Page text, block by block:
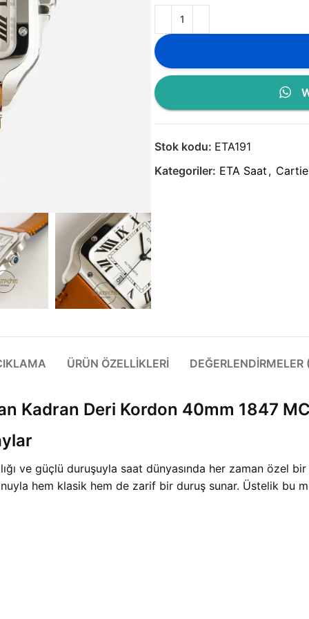
Stok kodu: ETA191
Kategoriler: ETA Saat ,
ÜRÜN ÖZELLIKLERI DEĞERLENDIRMELER
Kadran Deri Kordon 40mm 1847
ve güçlü duruşuyla saat dünyasında her zaman özel
hem klasik hem de zarif bir duruş sunar. Üstelik bu